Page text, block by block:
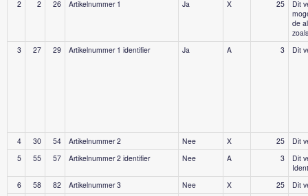
2
2 26 Artikelnummer 1 Ja X 25
Dit
de
3
27 29 Artikelnummer 1 identifier Ja A 3 Dit
4 30 54 Artikelnummer 2 Nee X 25
Dit
5
55 57 Artikelnummer 2 identifier Nee A 3
Dit
6
58 82 Artikelnummer 3 Nee X 25
Dit